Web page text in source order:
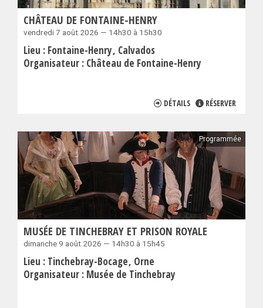
CHÂTEAU DE FONTAINE-HENRY
vendredi 7 août 2026 — 14h30 à 15h30
Lieu : Fontaine-Henry Calvados
Organisateur : Château de Fontaine-Henry
DÉTAILS RÉSERVER
Programmée
MUSÉE DE TINCHEBRAY ET PRISON ROYALE
dimanche 9 août 2026 — 14h30 à 15h45
Lieu : Tinchebray-Bocage Orne
Organisateur : Musée de Tinchebray